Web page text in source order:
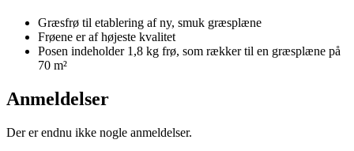
Græsfrø til etablering af ny, smuk græsplæne
Frøene er af højeste kvalitet
Posen indeholder 1,8 kg frø, som rækker til en græsplæne på
70 m²
Anmeldelser
Der er endnu ikke nogle anmeldelser.